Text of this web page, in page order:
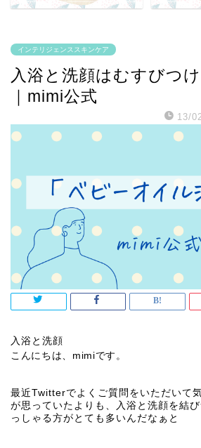
インテリジェンススキンケア
入浴と洗顔はむすびつ
｜mimi公式
13/
入浴と洗顔
こんにちは、mimiです。
最近Twitterでよくご質問をいただいて
が思っていたよりも、入浴と洗顔を結
っしゃる方がとても多いんだなぁと